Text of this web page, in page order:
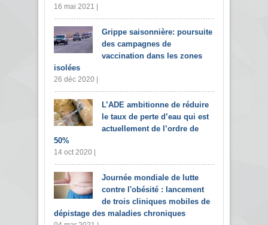
16 mai 2021 |
Grippe saisonnière: poursuite
des campagnes de
vaccination dans les zones
isolées
26 déc 2020 |
L’ADE ambitionne de réduire
le taux de perte d’eau qui est
actuellement de l’ordre de
50%
14 oct 2020 |
Journée mondiale de lutte
contre l'obésité : lancement
de trois cliniques mobiles de
dépistage des maladies chroniques